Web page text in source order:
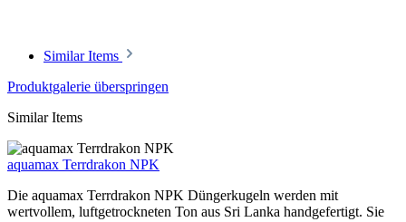
Similar Items
Produktgalerie überspringen
Similar Items
aquamax Terrdrakon NPK
Die aquamax Terrdrakon NPK Düngerkugeln werden mit
wertvollem, luftgetrockneten Ton aus Sri Lanka handgefertigt. Sie